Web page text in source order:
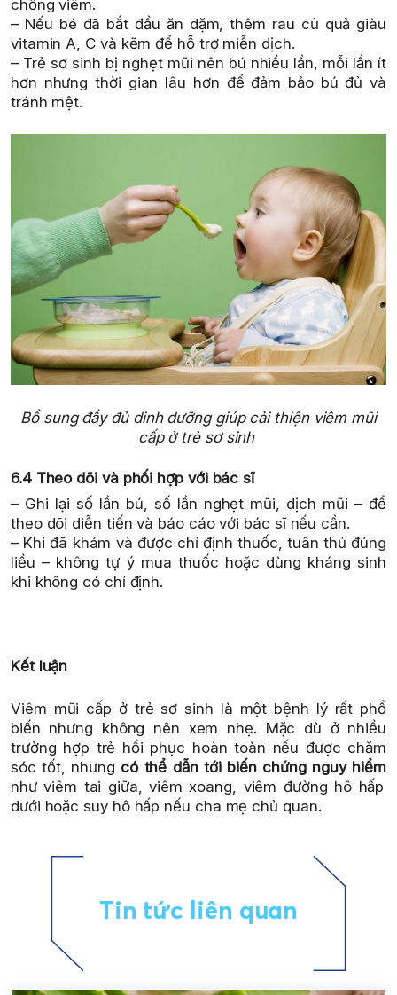
chống viêm.
– Nếu bé đã bắt đầu ăn dặm, thêm rau củ quả giàu
vitamin A, C và kẽm để hỗ trợ miễn dịch.
– Trẻ sơ sinh bị nghẹt mũi nên bú nhiều lần, mỗi lần ít
hơn nhưng thời gian lâu hơn để đảm bảo bú đủ và
tránh mệt.
Bổ sung đầy đủ dinh dưỡng giúp cải thiện viêm mũi
cấp ở trẻ sơ sinh
6.4 Theo dõi và phối hợp với bác sĩ
– Ghi lại số lần bú, số lần nghẹt mũi, dịch mũi – để
theo dõi diễn tiến và báo cáo với bác sĩ nếu cần.
– Khi đã khám và được chỉ định thuốc, tuân thủ đúng
liều – không tự ý mua thuốc hoặc dùng kháng sinh
khi không có chỉ định.
Kết luận
Viêm mũi cấp ở trẻ sơ sinh là một bệnh lý rất phổ
biến nhưng không nên xem nhẹ. Mặc dù ở nhiều
trường hợp trẻ hồi phục hoàn toàn nếu được chăm
sóc tốt, nhưng có thể dẫn tới biến chứng nguy hiểm
như viêm tai giữa, viêm xoang, viêm đường hô hấp
dưới hoặc suy hô hấp nếu cha mẹ chủ quan.
Tin tức liên quan